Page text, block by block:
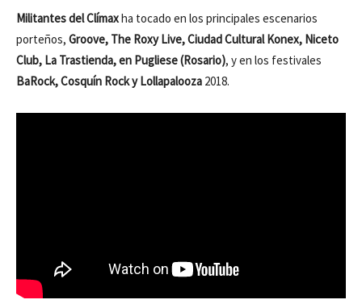
Militantes del Clímaxha tocado en los principales escenarios
porteños, Groove, The Roxy Live, Ciudad Cultural Konex, Niceto
Club, La Trastienda, en Pugliese (Rosario), y en los festivales
BaRock, Cosquín Rock y Lollapalooza 2018.